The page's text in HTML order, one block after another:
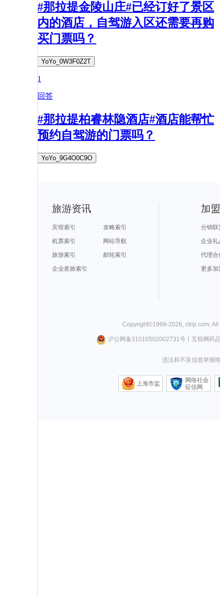
#那拉提金陵山庄#已经订好了景区
内的酒店，自驾游入区还需要再购
买门票吗？
YoYo_0W3F0Z2T
1
回答
#那拉提柏睿林隐酒店#酒店能帮忙
预约自驾游的门票吗？
YoYo_9G4O0C9O
旅游资讯
宾馆索引
攻略索引
机票索引
网站导航
旅游索引
邮轮索引
企业差旅索引
加
分销联
企业礼
代理合
更多加
Copyright©1999-2026, ctrip.com.
沪公网备31010502002731号丨 互联网药
违法和不良信息举报
上海市监
网络社会
征信网